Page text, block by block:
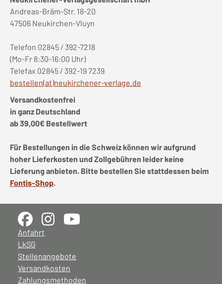
Andreas-Bräm-Str. 18-20
47506 Neukirchen-Vluyn
Telefon 02845 / 392-7218
(Mo-Fr 8:30-16:00 Uhr)
Telefax 02845 / 392-19 7239
bestellen(at)neukirchener-verlage.de
Versandkostenfrei
in ganz Deutschland
ab 39,00€ Bestellwert
Für Bestellungen in die Schweiz können wir aufgrund
hoher Lieferkosten und Zollgebühren leider keine
Lieferung anbieten. Bitte bestellen Sie stattdessen beim
Fontis-Shop.
Anfahrt
LkSG
Stellenangebote
Versandkosten
Zahlungsmethoden